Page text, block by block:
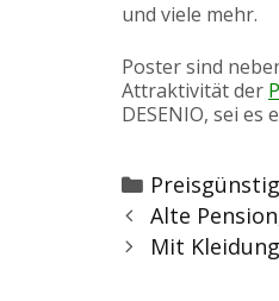
und viele mehr.
Poster sind
Attraktivität der
DESENIO, sei
Categories
Post
navigation
Alte
Mit